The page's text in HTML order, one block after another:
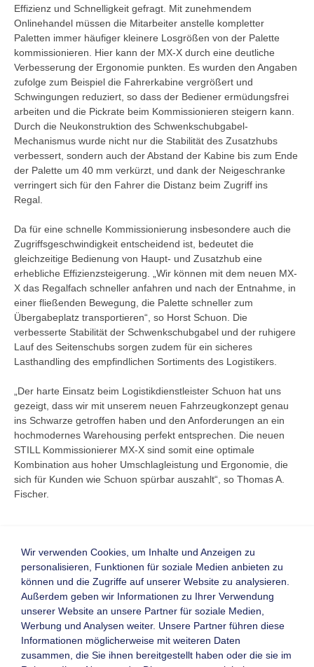
Effizienz und Schnelligkeit gefragt. Mit zunehmendem
Onlinehandel müssen die Mitarbeiter anstelle kompletter
Paletten immer häufiger kleinere Losgrößen von der Palette
kommissionieren. Hier kann der MX-X durch eine deutliche
Verbesserung der Ergonomie punkten. Es wurden den Angaben
zufolge zum Beispiel die Fahrerkabine vergrößert und
Schwingungen reduziert, so dass der Bediener ermüdungsfrei
arbeiten und die Pickrate beim Kommissionieren steigern kann.
Durch die Neukonstruktion des Schwenkschubgabel-
Mechanismus wurde nicht nur die Stabilität des Zusatzhubs
verbessert, sondern auch der Abstand der Kabine bis zum Ende
der Palette um 40 mm verkürzt, und dank der Neigeschranke
verringert sich für den Fahrer die Distanz beim Zugriff ins
Regal.
Da für eine schnelle Kommissionierung insbesondere auch die
Zugriffsgeschwindigkeit entscheidend ist, bedeutet die
gleichzeitige Bedienung von Haupt- und Zusatzhub eine
erhebliche Effizienzsteigerung. „Wir können mit dem neuen MX-
X das Regalfach schneller anfahren und nach der Entnahme, in
einer fließenden Bewegung, die Palette schneller zum
Übergabeplatz transportieren“, so Horst Schuon. Die
verbesserte Stabilität der Schwenkschubgabel und der ruhigere
Lauf des Seitenschubs sorgen zudem für ein sicheres
Lasthandling des empfindlichen Sortiments des Logistikers.
„Der harte Einsatz beim Logistikdienstleister Schuon hat uns
gezeigt, dass wir mit unserem neuen Fahrzeugkonzept genau
ins Schwarze getroffen haben und den Anforderungen an ein
hochmodernes Warehousing perfekt entsprechen. Die neuen
STILL Kommissionierer MX-X sind somit eine optimale
Kombination aus hoher Umschlagleistung und Ergonomie, die
sich für Kunden wie Schuon spürbar auszahlt“, so Thomas A.
Fischer.
Zurück
Homepage Visitenkarte
Kontaktformular
Newsletter
Mitglieder-Login
Neu registrieren
Wir verwenden Cookies, um Inhalte und Anzeigen zu
personalisieren, Funktionen für soziale Medien anbieten zu
können und die Zugriffe auf unserer Website zu analysieren.
Außerdem geben wir Informationen zu Ihrer Verwendung
unserer Website an unsere Partner für soziale Medien,
Werbung und Analysen weiter. Unsere Partner führen diese
Informationen möglicherweise mit weiteren Daten
zusammen, die Sie ihnen bereitgestellt haben oder die sie im